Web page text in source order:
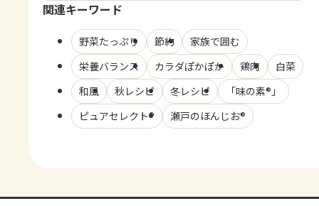
関連キーワード
野菜たっぷり 節約
家族で囲む
栄養バランス
カラダぽかぽか 鶏肉
白菜
和風
秋レシピ 冬レシピ
「味の素®」
ピュアセレクト®
瀬戸のほんじお®